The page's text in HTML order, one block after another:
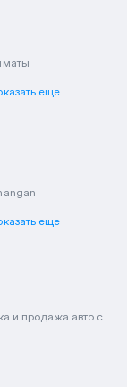
еще
еще
и продажа авто с